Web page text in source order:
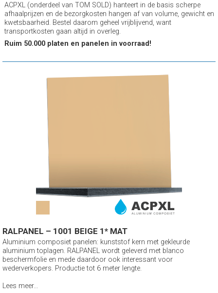
ACPXL (onderdeel van TOM SOLD) hanteert in de basis scherpe
afhaalprijzen en de bezorgkosten hangen af van volume, gewicht en
kwetsbaarheid. Bestel daarom geheel vrijblijvend, want
transportkosten gaan altijd in overleg.
Ruim 50.000 platen en panelen in voorraad!
RALPANEL – 1001 BEIGE 1* MAT
Aluminium composiet panelen: kunststof kern met gekleurde
aluminium toplagen. RALPANEL wordt geleverd met blanco
beschermfolie en mede daardoor ook interessant voor
wederverkopers. Productie tot 6 meter lengte.
Lees meer...